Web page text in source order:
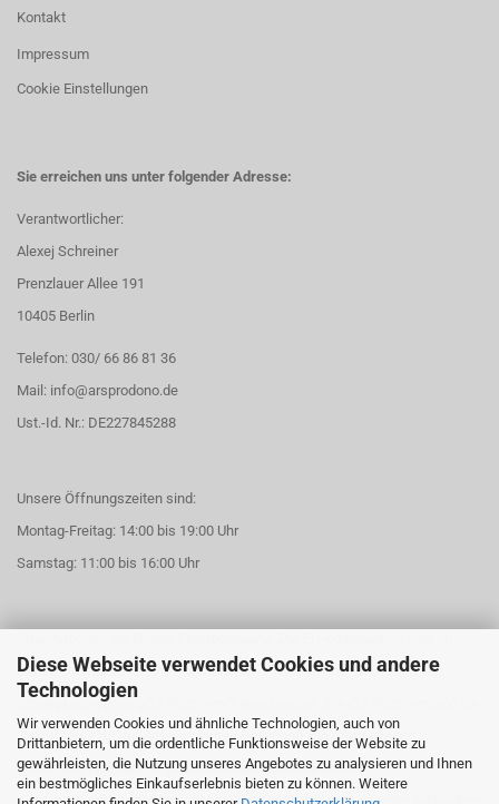
Diese Webseite verwendet Cookies und andere
Technologien
Wir verwenden Cookies und ähnliche Technologien, auch von
Drittanbietern, um die ordentliche Funktionsweise der Website zu
gewährleisten, die Nutzung unseres Angebotes zu analysieren und Ihnen
ein bestmögliches Einkaufserlebnis bieten zu können. Weitere
Kontakt
Impressum
Cookie Einstellungen
Sie erreichen uns unter folgender Adresse:
Verantwortlicher:
Alexej Schreiner
Prenzlauer Allee 191
10405 Berlin
Telefon: 030/ 66 86 81 36
Mail: info@arsprodono.de
Ust.-Id. Nr.: DE227845288
Unsere Öffnungszeiten sind:
Montag-Freitag: 14:00 bis 19:00 Uhr
Samstag: 11:00 bis 16:00 Uhr
ersten Quartal 2016 eine Internetplattform zur Online-Beilegung von
Streitigkeiten (sog. „OS-Plattform“) bereitstellen. Die OS-Plattform soll als
Anlaufstelle zur
außergerichtlichen Beilegung von Streitigkeiten
betreffend vertragliche Verpflichtungen, die aus Online-
Kaufverträgen erwachsen, dienen. Die OS-Plattform wird unter folgendem